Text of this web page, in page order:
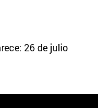
26 de julio